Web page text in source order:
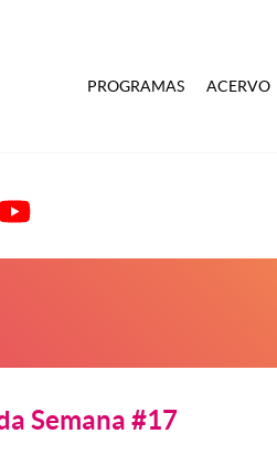
PROGRAMAS ACERVO
Semana #17